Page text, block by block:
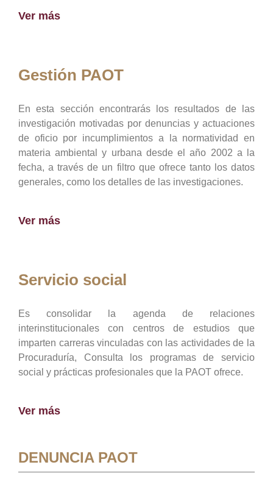
Ver más
Gestión PAOT
En esta sección encontrarás los resultados de las
investigación motivadas por denuncias y actuaciones
de oficio por incumplimientos a la normatividad en
materia ambiental y urbana desde el año 2002 a la
fecha, a través de un filtro que ofrece tanto los datos
generales, como los detalles de las investigaciones.
Ver más
Servicio social
Es consolidar la agenda de relaciones
interinstitucionales con centros de estudios que
imparten carreras vinculadas con las actividades de la
Procuraduría, Consulta los programas de servicio
social y prácticas profesionales que la PAOT ofrece.
Ver más
DENUNCIA PAOT